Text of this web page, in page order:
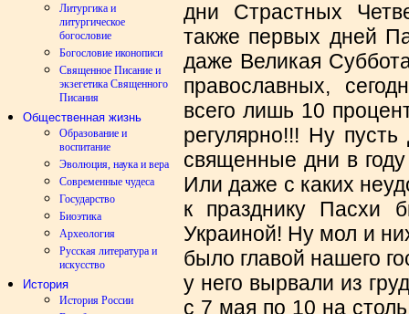
Литургика и
литургическое
богословие
Богословие иконописи
Священное Писание и
экзегетика Священного
Писания
Общественная жизнь
Образование и
воспитание
Эволюция, наука и вера
Современные чудеса
Государство
Биоэтика
Археология
Русская литература и
искусство
История
История России
дни Страстных
также первых дней
даже Великая
православных,
всего лишь 10
регулярно!!! Ну
священные дни в
Или даже с каких
к празднику Пасхи
Украиной! Ну мол и
было главой нашего
у него вырвали из
с 7 мая по 10 на